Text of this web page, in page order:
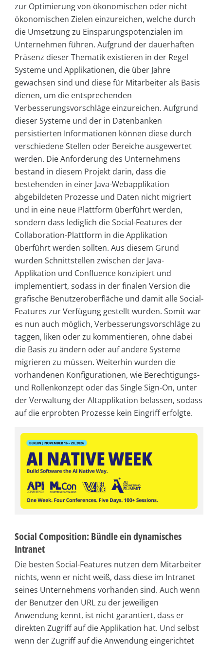
zur Optimierung von ökonomischen oder nicht
ökonomischen Zielen einzureichen, welche durch
die Umsetzung zu Einsparungspotenzialen im
Unternehmen führen. Aufgrund der dauerhaften
Präsenz dieser Thematik existieren in der Regel
Systeme und Applikationen, die über Jahre
gewachsen sind und diese für Mitarbeiter als Basis
dienen, um die entsprechenden
Verbesserungsvorschläge einzureichen. Aufgrund
dieser Systeme und der in Datenbanken
persistierten Informationen können diese durch
verschiedene Stellen oder Bereiche ausgewertet
werden. Die Anforderung des Unternehmens
bestand in diesem Projekt darin, dass die
bestehenden in einer Java-Webapplikation
abgebildeten Prozesse und Daten nicht migriert
und in eine neue Plattform überführt werden,
sondern dass lediglich die Social-Features der
Collaboration-Plattform in die Applikation
überführt werden sollten. Aus diesem Grund
wurden Schnittstellen zwischen der Java-
Applikation und Confluence konzipiert und
implementiert, sodass in der finalen Version die
grafische Benutzeroberfläche und damit alle Social-
Features zur Verfügung gestellt wurden. Somit war
es nun auch möglich, Verbesserungsvorschläge zu
taggen, liken oder zu kommentieren, ohne dabei
die Basis zu ändern oder auf andere Systeme
migrieren zu müssen. Weiterhin wurden die
vorhandenen Konfigurationen, wie Berechtigungs-
und Rollenkonzept oder das Single Sign-On, unter
der Verwaltung der Altapplikation belassen, sodass
auf die erprobten Prozesse kein Eingriff erfolgte.
Social Composition: Bündle ein dynamisches
Intranet
Die besten Social-Features nutzen dem Mitarbeiter
nichts, wenn er nicht weiß, dass diese im Intranet
seines Unternehmens vorhanden sind. Auch wenn
der Benutzer den URL zu der jeweiligen
Anwendung kennt, ist nicht garantiert, dass er
direkten Zugriff auf die Applikation hat. Und selbst
wenn der Zugriff auf die Anwendung eingerichtet